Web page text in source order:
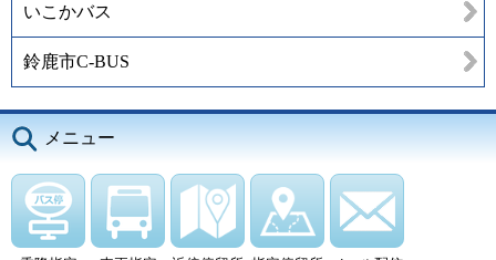
いこかバス
鈴鹿市C-BUS
メニュー